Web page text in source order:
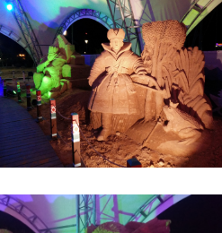
Светодиодная подсветка
придает неповторимую
сказочную атмосферу
Заходя в шатер со скульптурами
вы переноситесь в таинственный
мир русских сказок